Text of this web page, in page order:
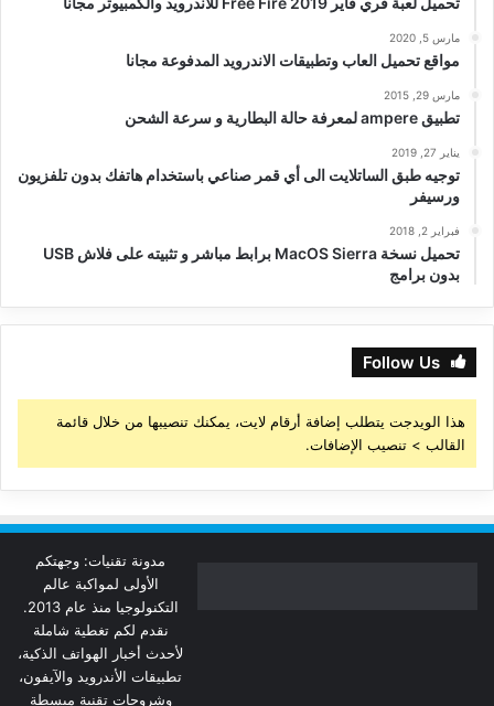
مارس 5, 2020
مواقع تحميل العاب وتطبيقات الاندرويد المدفوعة مجانا
مارس 29, 2015
تطبيق ampere لمعرفة حالة البطارية و سرعة الشحن
يناير 27, 2019
توجيه طبق الساتلايت الى أي قمر صناعي باستخدام هاتفك بدون تلفزيون
ورسيفر
فبراير 2, 2018
تحميل نسخة MacOS Sierra برابط مباشر و تثبيته على فلاش USB
بدون برامج
Follow Us
هذا الويدجت يتطلب إضافة أرقام لايت، يمكنك تنصيبها من خلال قائمة
القالب > تنصيب الإضافات.
مدونة تقنيات: وجهتكم
الأولى لمواكبة عالم
التكنولوجيا منذ عام 2013.
نقدم لكم تغطية شاملة
لأحدث أخبار الهواتف الذكية،
تطبيقات الأندرويد والآيفون،
وشروحات تقنية مبسطة